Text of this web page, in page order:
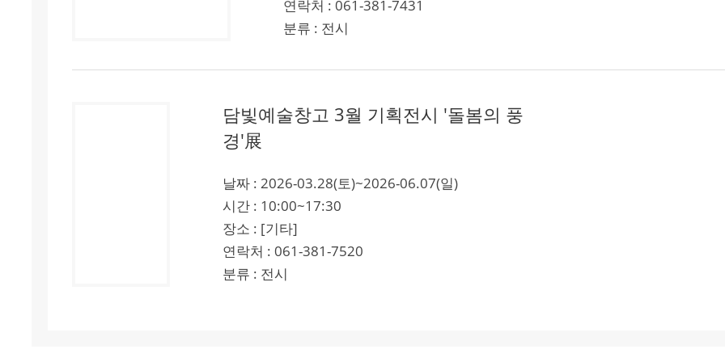
연락처 : 061-381-7431
분류 : 전시
담빛예술창고 3월 기획전시 '돌봄의 풍
경'展
날짜 : 2026-03.28(토)~2026-06.07(일)
시간 : 10:00~17:30
장소 : [기타]
연락처 : 061-381-7520
분류 : 전시